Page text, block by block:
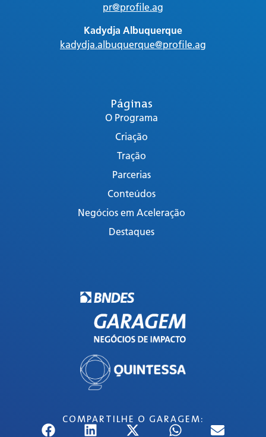
COMPARTILHE O GARAGEM:
Páginas
O Programa
Criação
Tração
Parcerias
Conteúdos
Negócios em Aceleração
Destaques
pr@profile.ag
Kadydja Albuquerque
kadydja.albuquerque@profile.ag